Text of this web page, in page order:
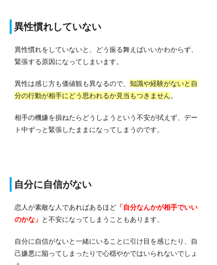
異性慣れしていない
異性慣れをしていないと、どう振る舞えばいいかわからず、
緊張する原因になってしまいます。
異性は感じ方も価値観も異なるので、 知識や経験がないと自
分の行動が相手にどう思われるか見当もつきません。
相手の機嫌を損ねたらどうしようという不安が拭えず、デー
ト中ずっと緊張したままになってしまうのです。
自分に自信がない
恋人が素敵な人であればあるほど 「自分なんかが相手でいい
のかな」 と不安になってしまうこともあります。
自分に自信がないと一緒にいることに引け目を感じたり、自
己嫌悪に陥ってしまったりで心穏やかではいられないでしょ